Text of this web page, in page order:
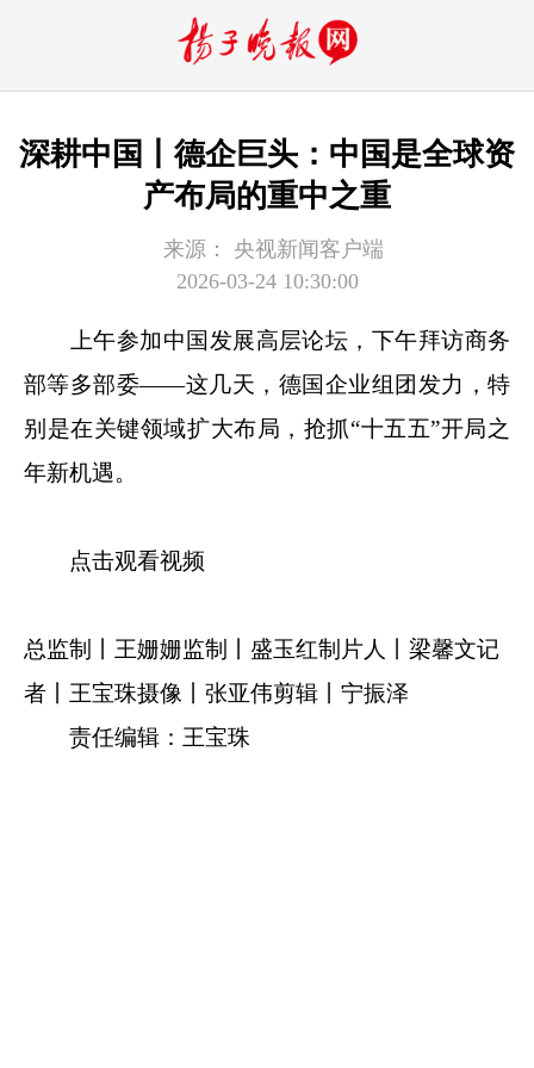
深耕中国丨德企巨头：中国是全球资
产布局的重中之重
来源：
央视新闻客户端
2026-03-24 10:30:00
上午参加中国发展高层论坛，下午拜访商务
部等多部委——这几天，德国企业组团发力，特
别是在关键领域扩大布局，抢抓“十五五”开局之
年新机遇。
点击观看视频
总监制丨王姗姗监制丨盛玉红制片人丨梁馨文记
者丨王宝珠摄像丨张亚伟剪辑丨宁振泽
责任编辑：王宝珠